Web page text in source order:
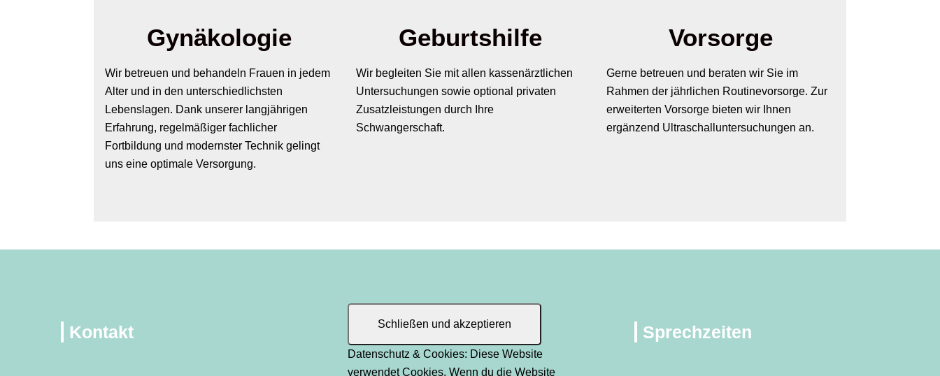
Gynäkologie
Wir betreuen und behandeln Frauen in jedem
Alter und in den unterschiedlichsten
Lebenslagen. Dank unserer langjährigen
Erfahrung, regelmäßiger fachlicher
Fortbildung und modernster Technik gelingt
uns eine optimale Versorgung.
Geburtshilfe
Wir begleiten Sie mit allen kassenärztlichen
Untersuchungen sowie optional privaten
Zusatzleistungen durch Ihre
Schwangerschaft.
Vorsorge
Gerne betreuen und beraten wir Sie im
Rahmen der jährlichen Routinevorsorge. Zur
erweiterten Vorsorge bieten wir Ihnen
ergänzend Ultraschalluntersuchungen an.
Kontakt
Datenschutz & Cookies: Diese Website
verwendet Cookies. Wenn du die Website
Sprechzeiten